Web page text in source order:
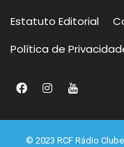
Estatuto Editorial
Política de
© 2023 RCF Rádio